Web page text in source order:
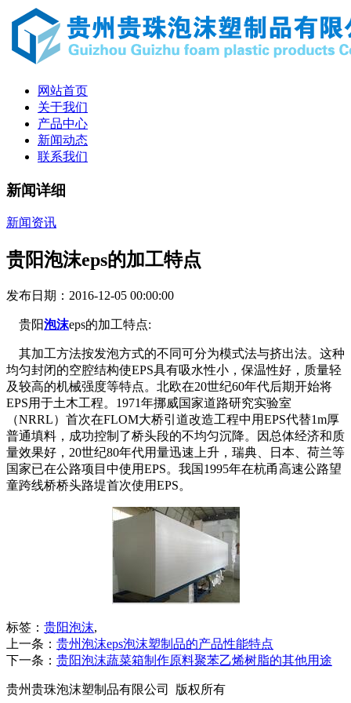
网站首页
关于我们
产品中心
新闻动态
联系我们
新闻详细
新闻资讯
贵阳泡沫eps的加工特点
发布日期：2016-12-05 00:00:00
贵阳泡沫eps的加工特点:
其加工方法按发泡方式的不同可分为模式法与挤出法。这种
均匀封闭的空腔结构使EPS具有吸水性小，保温性好，质量轻
及较高的机械强度等特点。北欧在20世纪60年代后期开始将
EPS用于土木工程。1971年挪威国家道路研究实验室
（NRRL）首次在FLOM大桥引道改造工程中用EPS代替1m厚
普通填料，成功控制了桥头段的不均匀沉降。因总体经济和质
量效果好，20世纪80年代用量迅速上升，瑞典、日本、荷兰等
国家已在公路项目中使用EPS。我国1995年在杭甬高速公路望
童跨线桥桥头路堤首次使用EPS。
标签： 贵阳泡沫,
上一条： 贵州泡沫eps泡沫塑制品的产品性能特点
下一条： 贵阳泡沫蔬菜箱制作原料聚苯乙烯树脂的其他用途
贵州贵珠泡沫塑制品有限公司 版权所有